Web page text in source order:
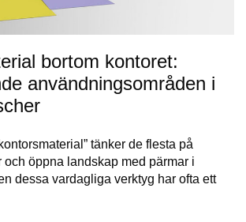
bortom kontoret:
användningsområden i
tänker de flesta på
och öppna landskap med pärmar i
dessa vardagliga verktyg har ofta ett